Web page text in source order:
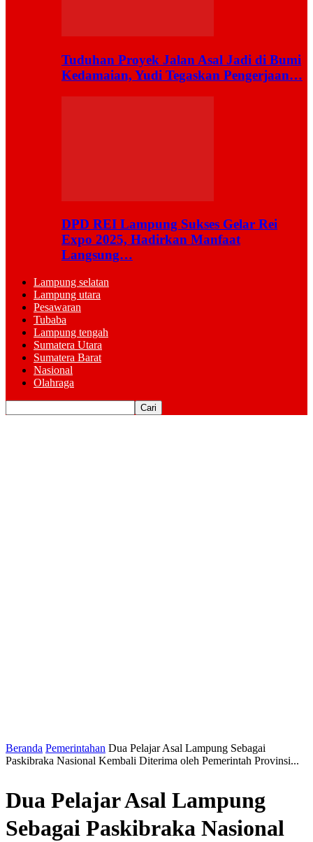
Tuduhan Proyek Jalan Asal Jadi di Bumi
Kedamaian, Yudi Tegaskan Pengerjaan…
DPD REI Lampung Sukses Gelar Rei
Expo 2025, Hadirkan Manfaat
Langsung…
Lampung selatan
Lampung utara
Pesawaran
Tubaba
Lampung tengah
Sumatera Utara
Sumatera Barat
Nasional
Olahraga
Beranda Pemerintahan Dua Pelajar Asal Lampung Sebagai
Paskibraka Nasional Kembali Diterima oleh Pemerintah Provinsi...
Dua Pelajar Asal Lampung
Sebagai Paskibraka Nasional